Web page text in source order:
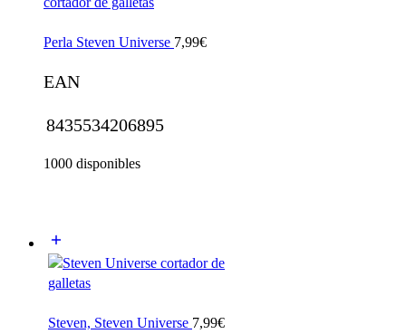
Perla Steven Universe 7,99€
EAN
8435534206895
1000 disponibles
Steven, Steven Universe 7,99€